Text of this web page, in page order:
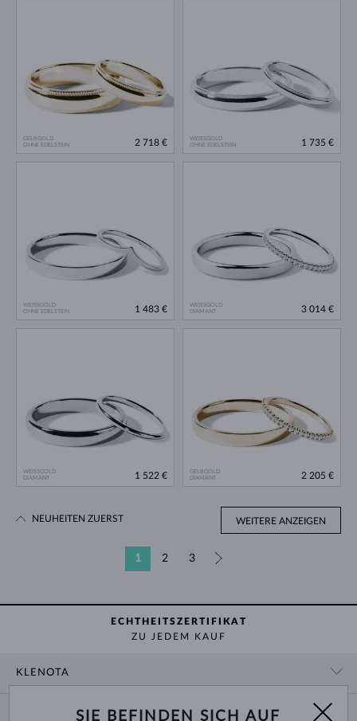
GELBGOLD
OHNE EDELSTEIN
2 718 €
WEISSGOLD
OHNE EDELSTEIN
1 735 €
WEISSGOLD
OHNE EDELSTEIN
1 483 €
WEISSGOLD
DIAMANT
3 014 €
WEISSGOLD
DIAMANT
1 522 €
GELBGOLD
DIAMANT
2 205 €
WEITERE ANZEIGEN
1 2 3
NEUHEITEN ZUERST
ECHTHEITSZERTIFIKAT
ZU JEDEM KAUF
KLENOTA
SIE BEFINDEN SICH AUF